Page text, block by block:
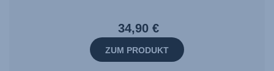
34,90 €
ZUM PRODUKT